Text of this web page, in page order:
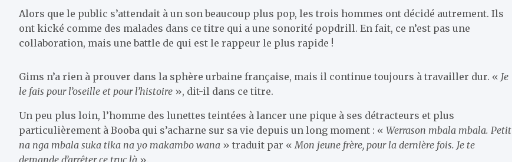
Alors que le public s’attendait à un son beaucoup plus pop, les trois hommes ont décidé autrement. Ils
ont kické comme des malades dans ce titre qui a une sonorité popdrill. En fait, ce n’est pas une
collaboration, mais une battle de qui est le rappeur le plus rapide !
Gims n’a rien à prouver dans la sphère urbaine française, mais il continue toujours à travailler dur. « Je
le fais pour l’oseille et pour l’histoire », dit-il dans ce titre.
Un peu plus loin, l’homme des lunettes teintées à lancer une pique à ses détracteurs et plus
particulièrement à Booba qui s’acharne sur sa vie depuis un long moment : « Werrason mbala mbala. Petit
na nga mbala suka tika na yo makambo wana » traduit par «Mon jeune frère, pour la dernière fois. Je te